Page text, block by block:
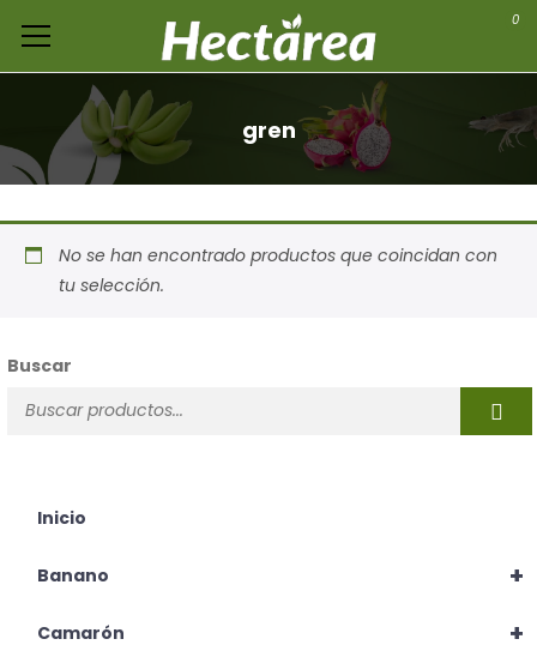
0
gren
No se han encontrado productos que coincidan con
tu selección.
Buscar
Inicio
+
Banano
+
Camarón